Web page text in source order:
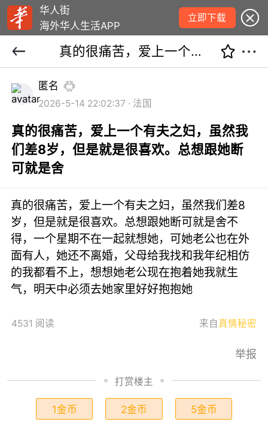
华人街
海外华人生活APP
立即下载
真的很痛苦，爱上一个有夫之妇，虽然我们差8岁，但是就是很喜欢。总想跟她断可就是舍
匿名
2026-5-14 22:02:37 · 法国
真的很痛苦，爱上一个有夫之妇，虽然我
们差8岁，但是就是很喜欢。总想跟她断
可就是舍
真的很痛苦，爱上一个有夫之妇，虽然我们差8
岁，但是就是很喜欢。总想跟她断可就是舍不
得，一个星期不在一起就想她，可她老公也在外
面有人，她还不离婚，父母给我找和我年纪相仿
的我都看不上，想想她老公现在抱着她我就生
气，明天中必须去她家里好好抱抱她
4531 阅读 来自真情秘密
举报
打赏楼主
1金币 2金币 5金币